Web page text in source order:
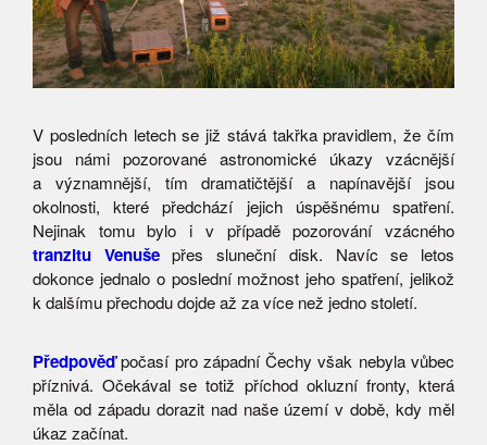
V posledních letech se již stává takřka pravidlem, že čím
jsou námi pozorované astronomické úkazy vzácnější
a významnější, tím dramatičtější a napínavější jsou
okolnosti, které předchází jejich úspěšnému spatření.
Nejinak tomu bylo i v případě pozorování vzácného
tranzitu Venušepřes sluneční disk. Navíc se letos
dokonce jednalo o poslední možnost jeho spatření, jelikož
k dalšímu přechodu dojde až za více než jedno století.
Předpověďpočasí pro západní Čechy však nebyla vůbec
příznivá. Očekával se totiž příchod okluzní fronty, která
měla od západu dorazit nad naše území v době, kdy měl
úkaz začínat.